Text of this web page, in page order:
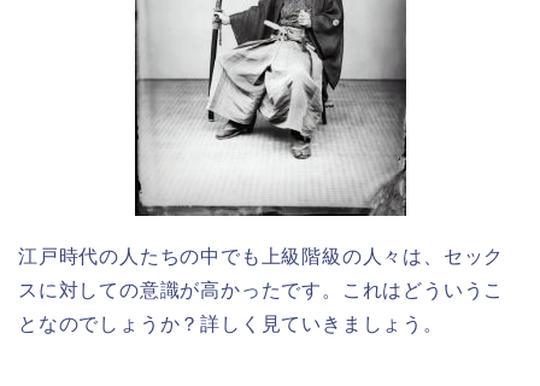
江戸時代の人たちの中でも上級階級の人々は、セック
スに対しての意識が高かったです。これはどういうこ
となのでしょうか？詳しく見ていきましょう。